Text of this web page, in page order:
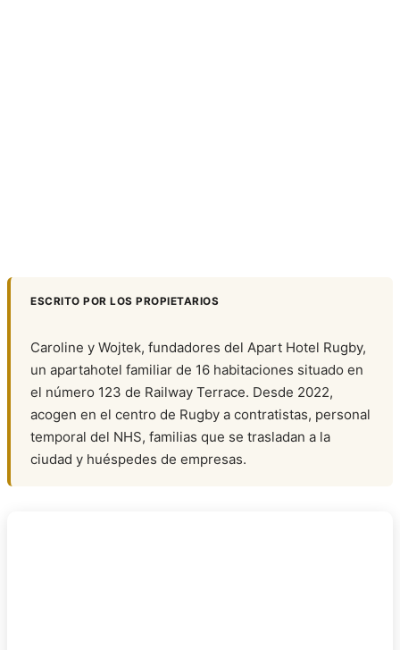
ESCRITO POR LOS PROPIETARIOS
Caroline y Wojtek, fundadores del Apart Hotel Rugby,
un apartahotel familiar de 16 habitaciones situado en
el número 123 de Railway Terrace. Desde 2022,
acogen en el centro de Rugby a contratistas, personal
temporal del NHS, familias que se trasladan a la
ciudad y huéspedes de empresas.